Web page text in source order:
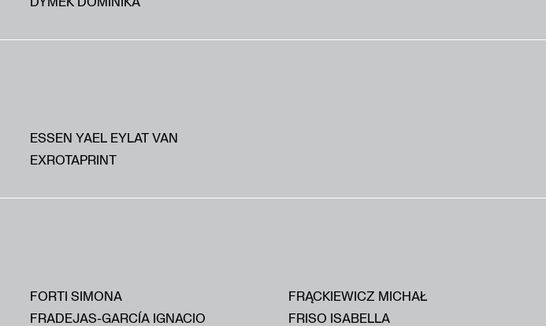
ESSEN YAEL EYLAT VAN
EXROTAPRINT
FORTI SIMONA
FRADEJAS-GARCÍA IGNACIO
FRĄCKIEWICZ MICHAŁ
FRISO ISABELLA